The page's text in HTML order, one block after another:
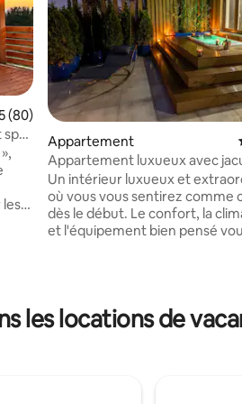
: 5 sur 5
moyenne sur la base de 80
(80)
Appartement
Appartement luxueux avec
terrasse
Un intérieur luxueux et
où vous vous sentirez comme
dès le début. Le confort, la
et l'équipement bien pensé
Les parties les plus
Cracovie sont à portée de
les locations de